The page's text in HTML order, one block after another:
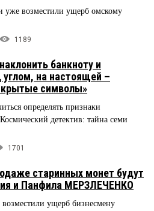
уже возместили ущерб омскому
1189
банкноту и
углом, на настоящей –
символы»
определять признаки
детектив: тайна семи
1701
старинных монет будут
и Панфила МЕРЗЛЕЧЕНКО
ущерб бизнесмену